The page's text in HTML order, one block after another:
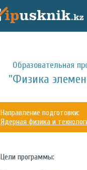
Образовательная
"Физика
Направление подготовки:
Ядерная физика и
Цели программы: